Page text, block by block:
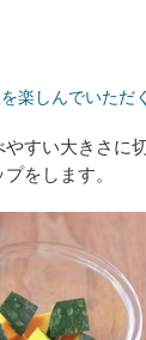
楽しんでいただ
すい大きさに
をします。